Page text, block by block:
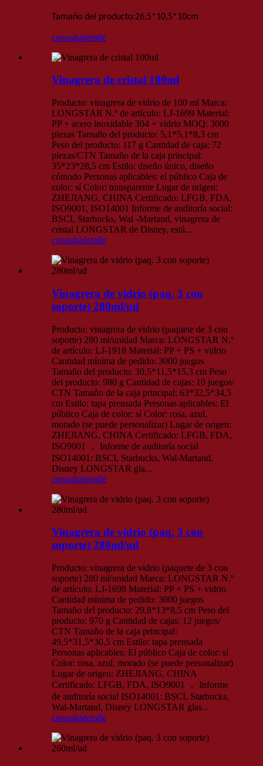
Tamaño del producto:26,5*10,5*10cm
consultadetalle
Vinagrera de cristal 100ml
Producto: vinagrera de vidrio de 100 ml Marca:
LONGSTAR N.º de artículo: LJ-1699 Material:
PP + acero inoxidable 304 + vidrio MOQ: 3000
piezas Tamaño del producto: 5,1*5,1*8,3 cm
Peso del producto: 117 g Cantidad de caja: 72
piezas/CTN Tamaño de la caja principal:
35*23*28,5 cm Estilo: diseño único, diseño
cómodo Personas aplicables: el público Caja de
color: sí Color: transparente Lugar de origen:
ZHEJIANG, CHINA Certificado: LFGB, FDA,
ISO9001, ISO14001 Informe de auditoría social:
BSCI, Starbucks, Wal -Martand, vinagrera de
cristal LONGSTAR de Disney, está...
consultadetalle
Vinagrera de vidrio (paq. 3 con
soporte) 280ml/ud
Producto: vinagrera de vidrio (paquete de 3 con
soporte) 280 ml/unidad Marca: LONGSTAR N.º
de artículo: LJ-1918 Material: PP + PS + vidrio
Cantidad mínima de pedido: 3000 juegos
Tamaño del producto: 30,5*11,5*15,3 cm Peso
del producto: 980 g Cantidad de cajas: 10 juegos/
CTN Tamaño de la caja principal: 63*32,5*34,5
cm Estilo: tapa prensada Personas aplicables: El
público Caja de color: sí Color: rosa, azul,
morado (se puede personalizar) Lugar de origen:
ZHEJIANG, CHINA Certificado: LFGB, FDA,
ISO9001 ， Informe de auditoría social
ISO14001: BSCI, Starbucks, Wal-Martand,
Disney LONGSTAR gla...
consultadetalle
Vinagrera de vidrio (paq. 3 con
soporte) 280ml/ud
Producto: vinagrera de vidrio (paquete de 3 con
soporte) 280 ml/unidad Marca: LONGSTAR N.º
de artículo: LJ-1698 Material: PP + PS + vidrio
Cantidad mínima de pedido: 3000 juegos
Tamaño del producto: 29,8*13*8,5 cm Peso del
producto: 970 g Cantidad de cajas: 12 juegos/
CTN Tamaño de la caja principal:
49,5*31,5*30,5 cm Estilo: tapa prensada
Personas aplicables: El público Caja de color: sí
Color: rosa, azul, morado (se puede personalizar)
Lugar de origen: ZHEJIANG, CHINA
Certificado: LFGB, FDA, ISO9001 ， Informe
de auditoría social ISO14001: BSCI, Starbucks,
Wal-Martand, Disney LONGSTAR glas...
consultadetalle